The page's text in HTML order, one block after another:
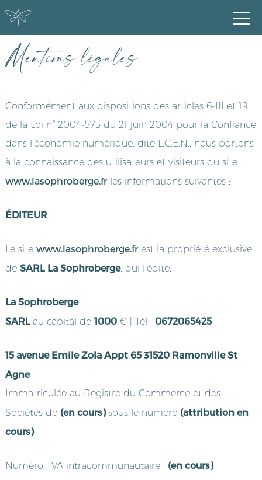
Mentions légales
Conformément aux dispositions des articles 6-III et 19
de la Loi n° 2004-575 du 21 juin 2004 pour la Confiance
dans l’économie numérique, dite L.C.E.N., nous portons
à la connaissance des utilisateurs et visiteurs du site :
www.lasophroberge.frles informations suivantes :
ÉDITEUR
Le site www.lasophroberge.frest la propriété exclusive
de SARL La Sophroberge, qui l’édite.
La Sophroberge
SARL au capital de 1000 € | Tél : 0672065425
15 avenue Emile Zola Appt 65 31520 Ramonville St
Agne
Immatriculée au Registre du Commerce et des
Sociétés de (en cours)sous le numéro (attribution en
cours)
Numéro TVA intracommunautaire : (en cours)